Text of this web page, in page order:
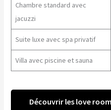
Chambre standard avec
jacuzzi
Suite luxe avec spa privatif
Villa avec piscine et sauna
Découvrir les love